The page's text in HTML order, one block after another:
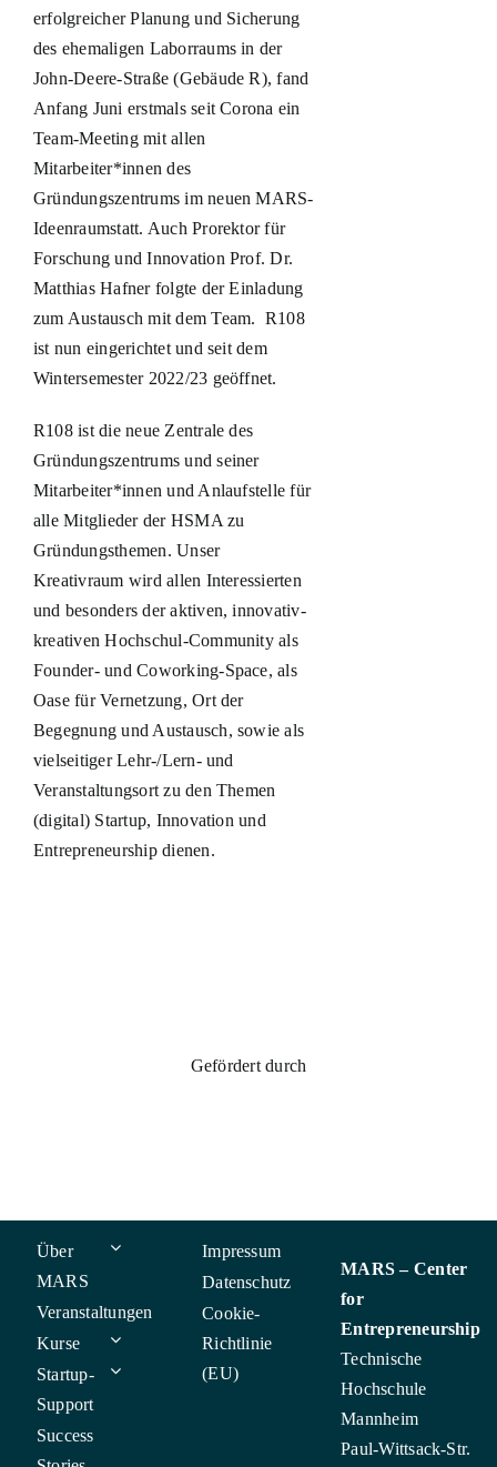
erfolgreicher Planung und Sicherung
des ehemaligen Laborraums in der
John-Deere-Straße (Gebäude R), fand
Anfang Juni erstmals seit Corona ein
Team-Meeting mit allen
Mitarbeiter*innen des
Gründungszentrums im neuen MARS-
Ideenraumstatt. Auch Prorektor für
Forschung und Innovation Prof. Dr.
Matthias Hafner folgte der Einladung
zum Austausch mit dem Team. R108
ist nun eingerichtet und seit dem
Wintersemester 2022/23 geöffnet.
R108 ist die neue Zentrale des
Gründungszentrums und seiner
Mitarbeiter*innen und Anlaufstelle für
alle Mitglieder der HSMA zu
Gründungsthemen. Unser
Kreativraum wird allen Interessierten
und besonders der aktiven, innovativ-
kreativen Hochschul-Community als
Founder- und Coworking-Space, als
Oase für Vernetzung, Ort der
Begegnung und Austausch, sowie als
vielseitiger Lehr-/Lern- und
Veranstaltungsort zu den Themen
(digital) Startup, Innovation und
Entrepreneurship dienen.
Gefördert durch
Über
MARS
Veranstaltungen
Kurse
Startup-
Support
Success
Impressum
Datenschutz
Cookie-
Richtlinie
(EU)
MARS – Center
for
Entrepreneurship
Technische
Hochschule
Mannheim
Paul-Wittsack-Str.